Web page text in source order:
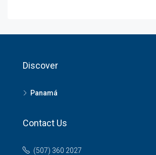
Discover
Panamá
Contact Us
(507) 360 2027